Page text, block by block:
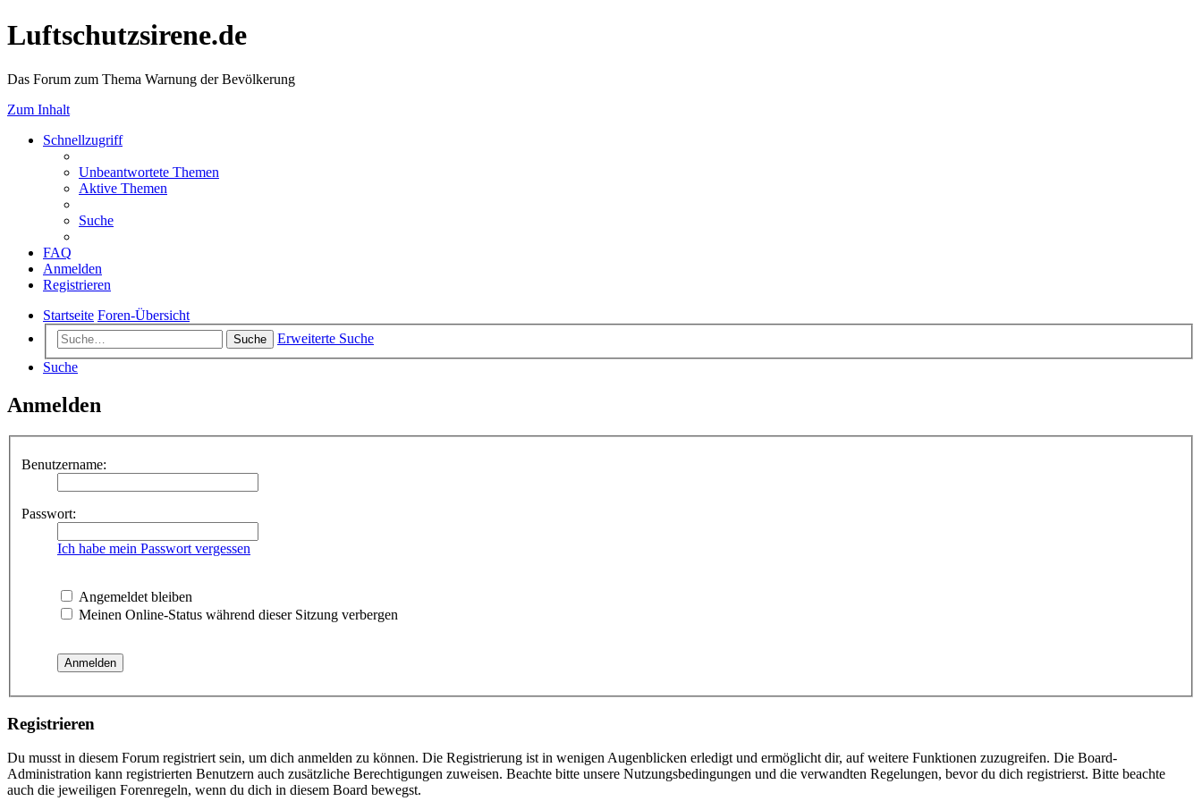
Luftschutzsirene.de
Das Forum zum Thema Warnung der Bevölkerung
Zum Inhalt
Schnellzugriff
Unbeantwortete Themen
Aktive Themen
Suche
FAQ
Anmelden
Registrieren
Startseite Foren-Übersicht
Suche
Erweiterte Suche
Suche
Anmelden
Benutzername:
Passwort:
Ich habe mein Passwort vergessen
Angemeldet bleiben
Meinen Online-Status während dieser Sitzung verbergen
Registrieren
Du musst in diesem Forum registriert sein, um dich anmelden zu können. Die Registrierung ist in wenigen Augenblicken erledigt und ermöglicht dir, auf weitere Funktionen zuzugreifen. Die Board-
Administration kann registrierten Benutzern auch zusätzliche Berechtigungen zuweisen. Beachte bitte unsere Nutzungsbedingungen und die verwandten Regelungen, bevor du dich registrierst. Bitte beachte
auch die jeweiligen Forenregeln, wenn du dich in diesem Board bewegst.